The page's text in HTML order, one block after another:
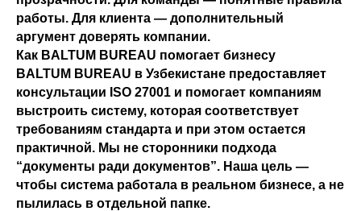
работы. Для клиента — дополнительный
аргумент доверять компании.
Как BALTUM BUREAU помогает бизнесу
BALTUM BUREAU в Узбекистане предоставляет
консультации ISO 27001 и помогает компаниям
выстроить систему, которая соответствует
требованиям стандарта и при этом остается
практичной. Мы не сторонники подхода
“документы ради документов”. Наша цель —
чтобы система работала в реальном бизнесе, а не
пылилась в отдельной папке.